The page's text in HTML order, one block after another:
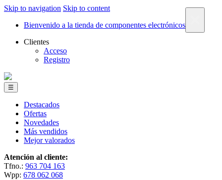
Skip to navigation Skip to content
Bienvenido a la tienda de componentes electrónicos
Clientes
Acceso
Registro
☰
Destacados
Ofertas
Novedades
Más vendidos
Mejor valorados
Atención al cliente:
Tfno.: 963 704 163
Wpp: 678 062 068